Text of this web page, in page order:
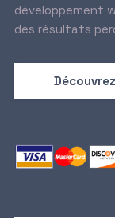
développement
des résultats